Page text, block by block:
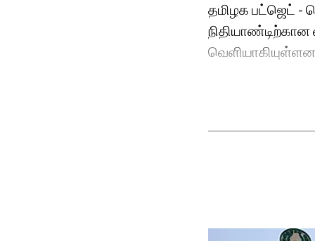
தமிழக பட்ஜெட் -
நிதியாண்டிற்கான